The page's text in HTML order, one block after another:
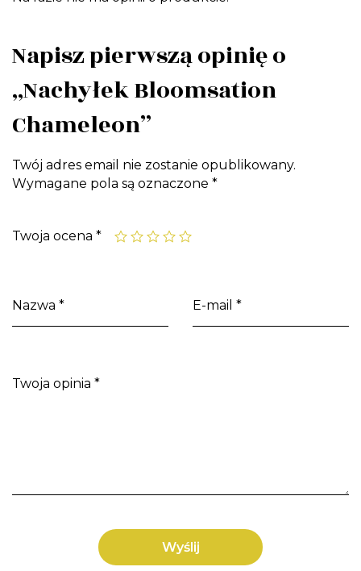
Napisz pierwszą opinię o
„Nachyłek Bloomsation
Chameleon”
Twój adres email nie zostanie opublikowany.
Wymagane pola są oznaczone *
Twoja ocena *
Twoja opinia *
Nazwa * E-mail *